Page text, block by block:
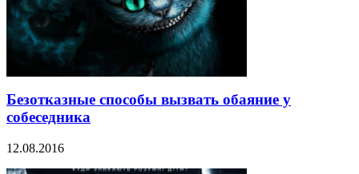
Безотказные способы вызвать обаяние у
собеседника
12.08.2016